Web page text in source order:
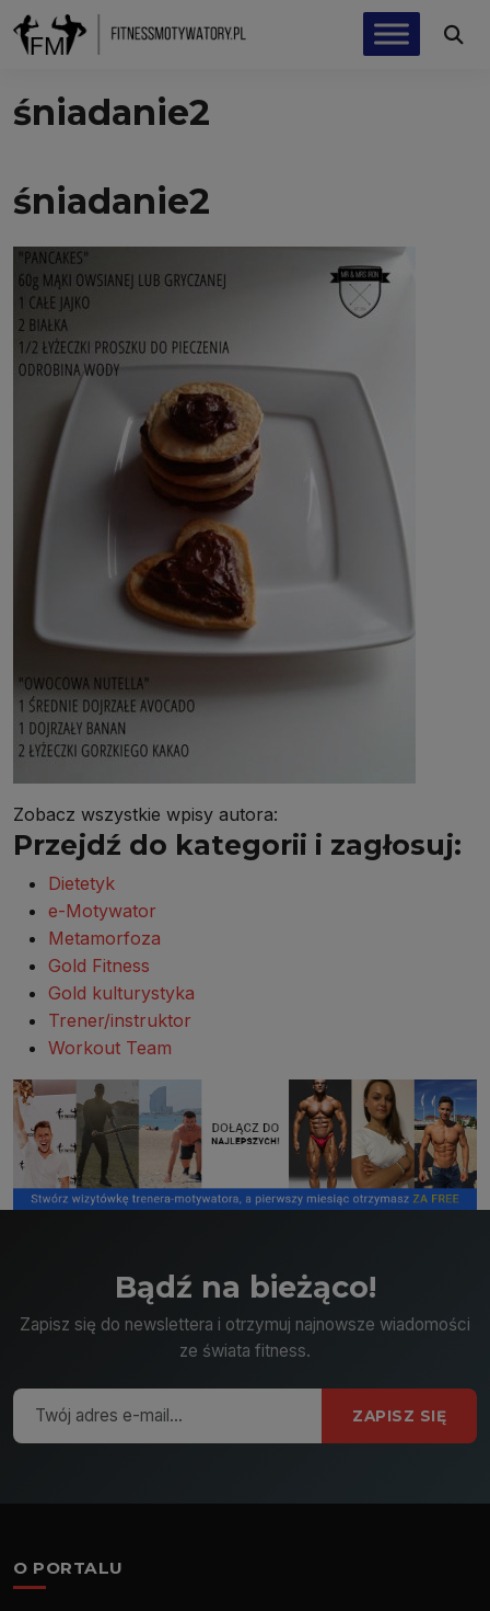
śniadanie2
śniadanie2
Zobacz wszystkie wpisy autora:
Przejdź do kategorii i zagłosuj:
Dietetyk
e-Motywator
Metamorfoza
Gold Fitness
Gold kulturystyka
Trener/instruktor
Workout Team
Bądź na bieżąco!
Zapisz się do newslettera i otrzymuj najnowsze wiadomości
ze świata fitness.
ZAPISZ SIĘ
O PORTALU